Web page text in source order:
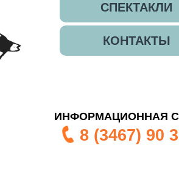
СПЕКТАКЛИ
КОНТАКТЫ
ИНФОРМАЦИОННАЯ
8 (3467) 90